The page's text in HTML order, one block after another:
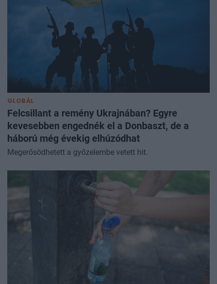
GLOBÁL
Felcsillant a remény Ukrajnában? Egyre
kevesebben engednék el a Donbaszt, de a
háború még évekig elhúzódhat
Megerősödhetett a győzelembe vetett hit.